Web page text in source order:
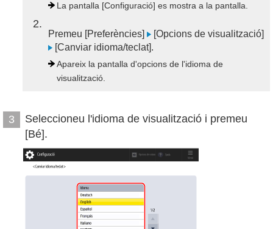
La pantalla [Configuració] es mostra a la pantalla.
2
Premeu [Preferències]
[Opcions de visualització]
[Canviar idioma/teclat].
Apareix la pantalla d'opcions de l'idioma de
visualització.
3
Seleccioneu l'idioma de visualització i premeu
[Bé].